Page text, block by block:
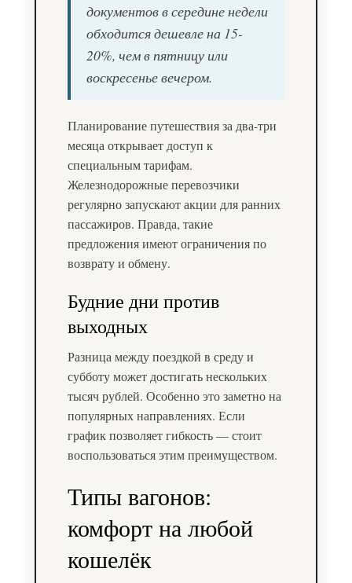
документов в середине недели
обходится дешевле на 15-
20%, чем в пятницу или
воскресенье вечером.
Планирование путешествия за два-три
месяца открывает доступ к
специальным тарифам.
Железнодорожные перевозчики
регулярно запускают акции для ранних
пассажиров. Правда, такие
предложения имеют ограничения по
возврату и обмену.
Будние дни против
выходных
Разница между поездкой в среду и
субботу может достигать нескольких
тысяч рублей. Особенно это заметно на
популярных направлениях. Если
график позволяет гибкость — стоит
воспользоваться этим преимуществом.
Типы вагонов:
комфорт на любой
кошелёк